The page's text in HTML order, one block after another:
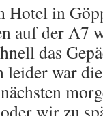
in
auf der A7
das
leider war
wir zu